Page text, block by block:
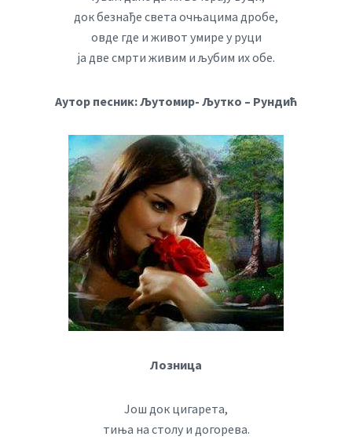
док безнађе света очњацима дробе,
овде где и живот умире у руци
ја две смрти живим и љубим их обе.
Аутор песник: Љутомир- Љутко – Рундић
Лозница
Још док цигарета,
тиња на столу и догорева.